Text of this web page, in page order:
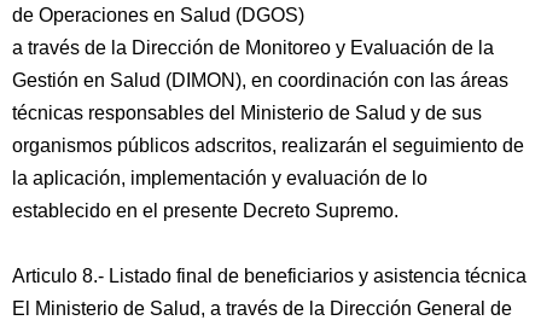
de Operaciones en Salud (DGOS)
a través de la Dirección de Monitoreo y Evaluación de la
Gestión en Salud (DIMON), en coordinación con las áreas
técnicas responsables del Ministerio de Salud y de sus
organismos públicos adscritos, realizarán el seguimiento de
la aplicación, implementación y evaluación de lo
establecido en el presente Decreto Supremo.
Articulo 8.- Listado final de beneficiarios y asistencia técnica
El Ministerio de Salud, a través de la Dirección General de